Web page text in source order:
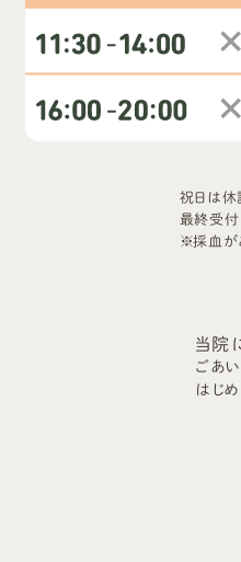
祝日は
最終受
※採血が
当院
ごあ
はじ